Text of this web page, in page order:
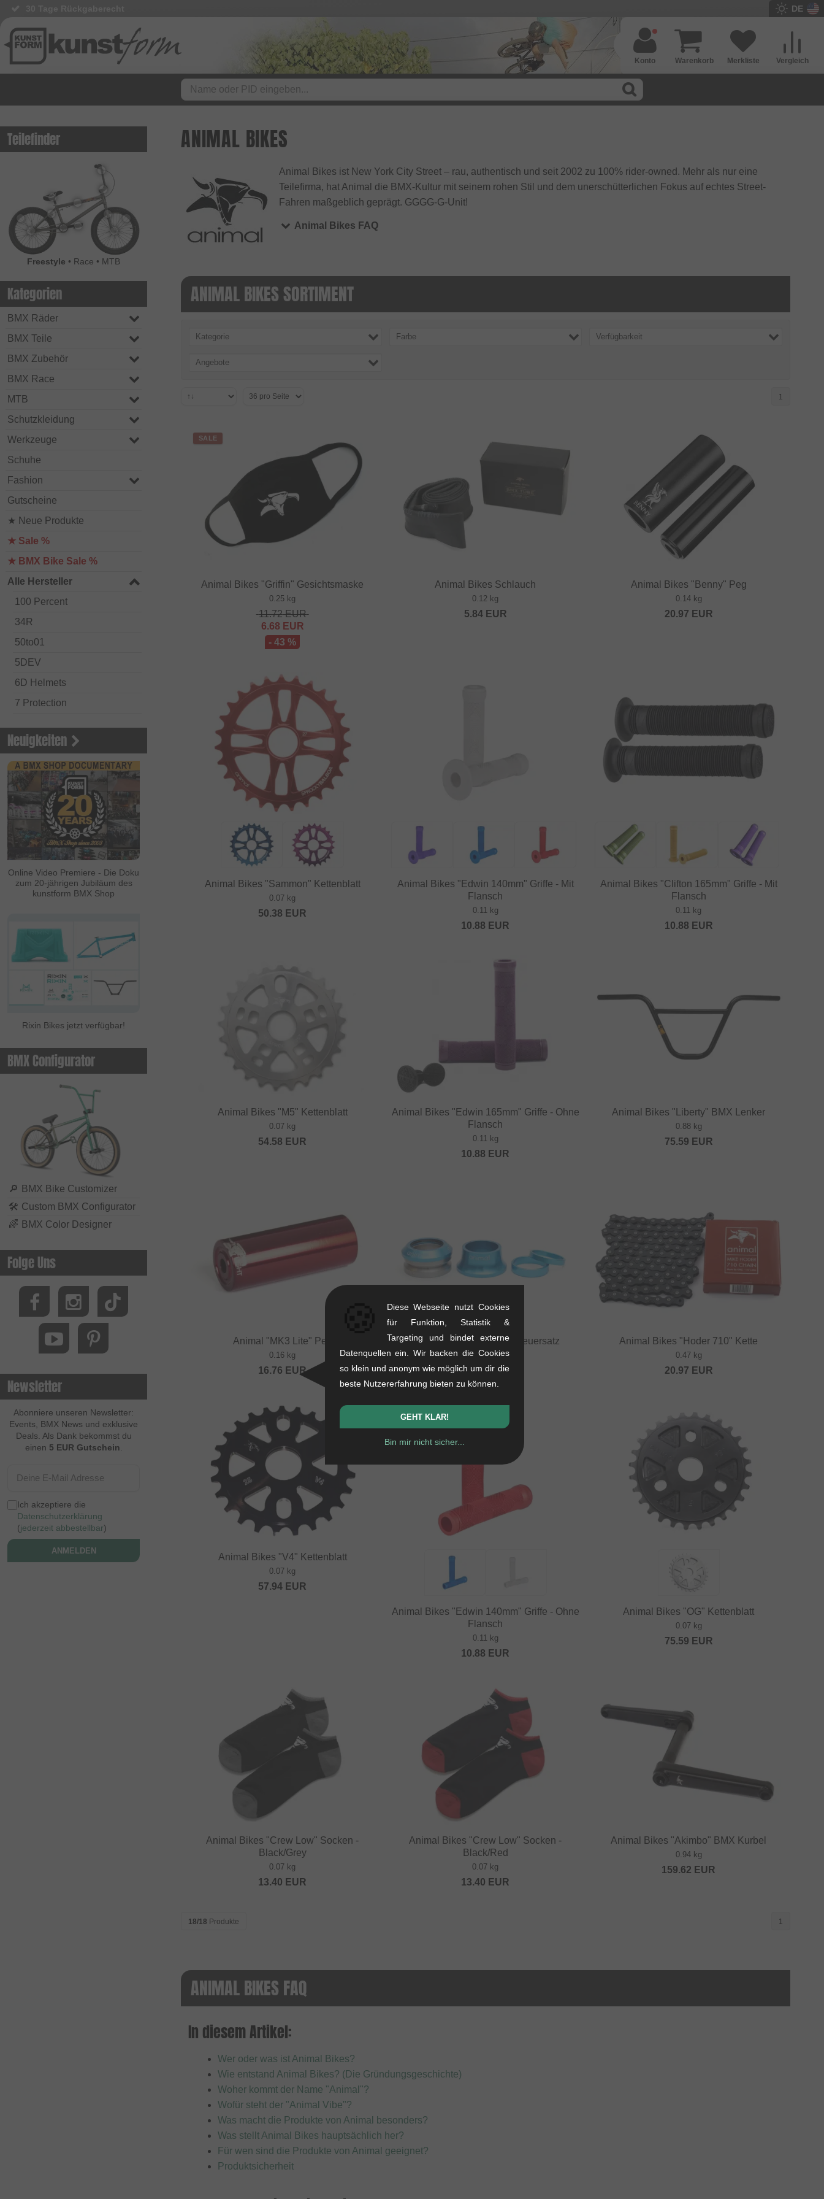
DE
Vergleich
Merkliste
Warenkorb
Konto
Teilefinder
Freestyle • Race • MTB
Kategorien
BMX Räder
BMX Teile
BMX Zubehör
BMX Race
MTB
Schutzkleidung
Werkzeuge
Schuhe
Fashion
Gutscheine
★ Neue Produkte
★ Sale %
★ BMX Bike Sale %
Alle Hersteller
100 Percent
34R
50to01
5DEV
6D Helmets
7 Protection
Acepac
ACS BMX
Alienation BMX
Alive
ALK 13
ALL IN
Animal Bikes
Autum Bikes
baco
Bell
Beringer
Beringer Bicycle
Bicross Editions
Bicycle Union
Black Bearing
Bluegrass
BMXFIX
Bolle
Bombtrack Bikes
Bone Deth
Brave Classics
Brixton
BSD
Cinelli
Cinema Wheel Co.
Contec
Continental
Cream BMX Magazine
Cult
Cycle Training
Demolition
Dia Tech
Neuigkeiten
Online Video Premiere - Die Doku
zum 20-jährigen Jubiläum des
kunstform BMX Shop
Rixin Bikes jetzt verfügbar!
BMX Configurator
🔎 BMX Bike Customizer
🛠 Custom BMX Configurator
🌈 BMX Color Designer
Folge Uns
Newsletter
Abonniere unseren Newsletter:
Events, BMX News und exklusive
Deals. Als Dank bekommst du
einen 5 EUR Gutschein
Ich akzeptiere die
Datenschutzerklärung
(jederzeit abbestellbar)
ANMELDEN
ANIMAL BIKES
Animal Bikes ist New York City Street – rau, authentisch und seit 2002 zu 100% rider-owned. Mehr als nur eine
Teilefirma, hat Animal die BMX-Kultur mit seinem rohen Stil und dem unerschütterlichen Fokus auf echtes Street-
Fahren maßgeblich geprägt. GGGG-G-Unit!
Animal Bikes FAQ
ANIMAL BIKES SORTIMENT
Kategorie Farbe Verfügbarkeit
Angebote
1
SALE
Animal Bikes "Griffin" Gesichtsmaske
0.25 kg
11.72EUR
6.68 EUR
- 43 %
Animal Bikes Schlauch
0.12 kg
5.84EUR
Animal Bikes "Benny" Peg
0.14 kg
20.97 EUR
Animal Bikes "Sammon" Kettenblatt
0.07 kg
50.38 EUR
Animal Bikes "Edwin 140mm" Griffe - Mit
Flansch
0.11 kg
10.88 EUR
Animal Bikes "Clifton 165mm" Griffe - Mit
Flansch
0.11 kg
10.88 EUR
Animal Bikes "M5" Kettenblatt
0.07 kg
54.58 EUR
Animal Bikes "Edwin 165mm" Griffe - Ohne
Flansch
0.11 kg
10.88 EUR
Animal Bikes "Liberty" BMX Lenker
0.88 kg
75.59 EUR
Animal "MK3 Lite" Peg
0.16 kg
16.76 EUR
Animal Bikes "Skyline" Steuersatz
0.06 kg
22.65EUR
Animal Bikes "Hoder 710" Kette
0.47 kg
20.97 EUR
Animal Bikes "V4" Kettenblatt
0.07 kg
57.94 EUR
Animal Bikes "Edwin 140mm" Griffe - Ohne
Flansch
0.11 kg
10.88 EUR
Animal Bikes "OG" Kettenblatt
0.07 kg
75.59 EUR
Animal Bikes "Crew Low" Socken -
Black/Grey
0.07 kg
13.40 EUR
Animal Bikes "Crew Low" Socken -
Black/Red
0.07 kg
13.40 EUR
Animal Bikes "Akimbo" BMX Kurbel
0.94 kg
159.62 EUR
18/18 Produkte 1
ANIMAL BIKES FAQ
In diesem Artikel:
Wer oder was ist Animal Bikes?
Wie entstand Animal Bikes? (Die Gründungsgeschichte)
Woher kommt der Name "Animal"?
Wofür steht der "Animal Vibe"?
Was macht die Produkte von Animal besonders?
Was stellt Animal Bikes hauptsächlich her?
Für wen sind die Produkte von Animal geeignet?
Produktsicherheit
Diese Webseite nutzt Cookies
für Funktion, Statistik &
Targeting und bindet externe
Datenquellen ein. Wir backen die Cookies
so klein und anonym wie möglich um dir die
beste Nutzererfahrung bieten zu können.
GEHT KLAR!
Bin mir nicht sicher...